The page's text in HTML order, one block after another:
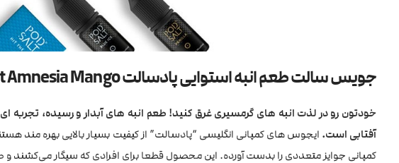
جویس سالت طعم انبه استوایی پادسالت PodSalt Amnesia Mango
خودتون رو در لذت انبه های گرمسیری غرق کنید! طعم انبه های آبدار و رسیده، تجربه
آفتابی است. ایجوس های کمپانی انگلیسی “پادسالت” از کیفیت بسیار بالایی بهره مند
کمپانی جوایز متعددی را بدست آورده. این محصول قطعا برای افرادی که سیگار